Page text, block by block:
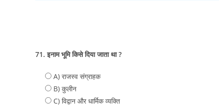
71. इनाम भूमि किसे दिया जाता था ?
A) राजस्व संग्राहक
B) कुलीन
C) विद्वान और धार्मिक व्यक्ति